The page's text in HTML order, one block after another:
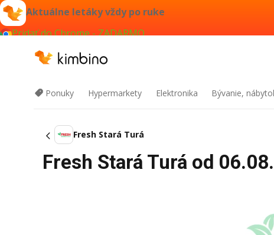
Aktuálne letáky vždy po ruke
Pridať do Chrome - ZADARMO
Ponuky Hypermarkety Elektronika Bývanie,
Fresh Stará Turá
Fresh Stará Turá od